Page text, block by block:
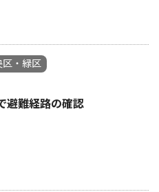
区・緑区
避難経路の確認